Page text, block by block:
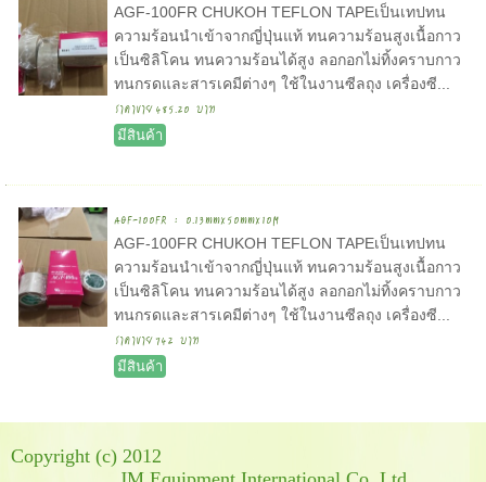
AGF-100FR CHUKOH TEFLON TAPEเป็นเทปทน
ความร้อนนำเข้าจากญี่ปุ่นแท้ ทนความร้อนสูงเนื้อกาว
เป็นซิลิโคน ทนความร้อนได้สูง ลอกอกไม่ทิ้งคราบกาว
ทนกรดและสารเคมีต่างๆ ใช้ในงานซีลถุง เครื่องซี...
ราคาขาย485.20 บาท
มีสินค้า
AGF-100FR : 0.13mmx50mmx10M
AGF-100FR CHUKOH TEFLON TAPEเป็นเทปทน
ความร้อนนำเข้าจากญี่ปุ่นแท้ ทนความร้อนสูงเนื้อกาว
เป็นซิลิโคน ทนความร้อนได้สูง ลอกอกไม่ทิ้งคราบกาว
ทนกรดและสารเคมีต่างๆ ใช้ในงานซีลถุง เครื่องซี...
ราคาขาย742 บาท
มีสินค้า
Copyright (c) 2012